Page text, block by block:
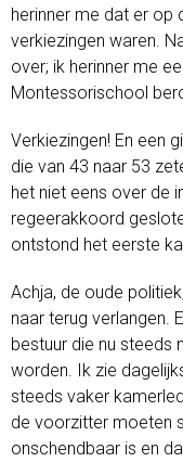
herinner me dat er
verkiezingen waren.
over; ik herinner me
Montessorischool
Verkiezingen! En een
die van 43 naar 53
het niet eens over de
regeerakkoord
ontstond het eerste
Achja, de oude
naar terug verlangen.
bestuur die nu steeds
worden. Ik zie
steeds vaker
de voorzitter moeten
onschendbaar is en